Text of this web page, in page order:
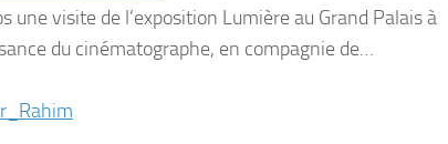
une visite de l’exposition Lumière au Grand Palais à
du cinématographe, en compagnie de…